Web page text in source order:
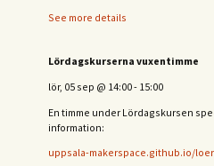
See more details
Lördagskurserna vuxentimme
lör, 05 sep @ 14:00- 15:00
En timme under Lördagskursen
information:
uppsala-makerspace.github.io/